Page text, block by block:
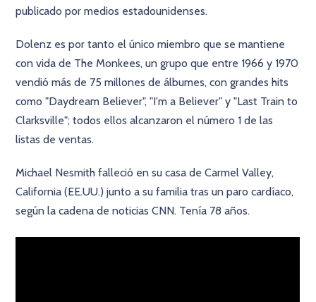
publicado por medios estadounidenses.
Dolenz es por tanto el único miembro que se mantiene
con vida de The Monkees, un grupo que entre 1966 y 1970
vendió más de 75 millones de álbumes, con grandes hits
como "Daydream Believer", "I'm a Believer" y "Last Train to
Clarksville"; todos ellos alcanzaron el número 1 de las
listas de ventas.
Michael Nesmith falleció en su casa de Carmel Valley,
California (EE.UU.) junto a su familia tras un paro cardíaco,
según la cadena de noticias CNN. Tenía 78 años.